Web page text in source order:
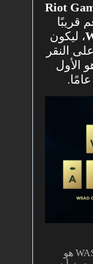
Riot
قريبًا
، ليكون
النقر
الأول